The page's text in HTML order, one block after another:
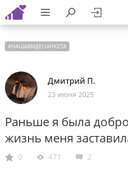
#НАШАВИДЕОАНКЕТА
Дмитрий П.
23 июня 2025
Раньше я была
жизнь меня
0 471 2